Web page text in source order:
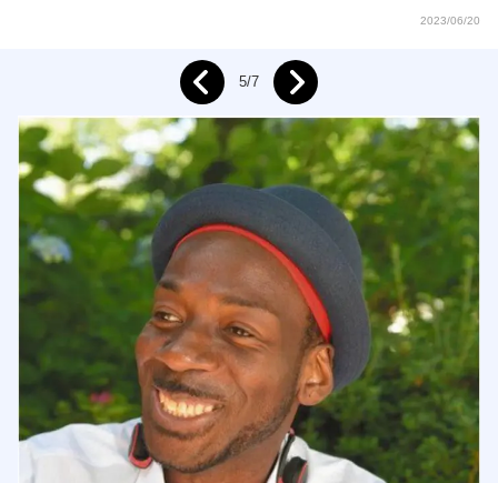
2023/06/20
Prev 5/7 Next